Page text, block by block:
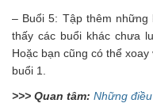
– Buổi 5: Tập thêm
thấy các buổi khác chưa
Hoặc bạn cũng có thể
buổi 1.
>>> Quan tâm: Những